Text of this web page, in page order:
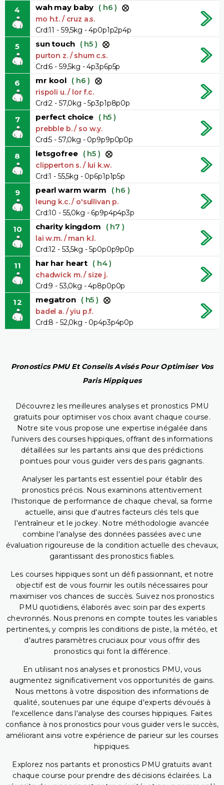
4 wah may baby ( h6 )
mo h.t. / cruz a.s.
Crd:11 - 59,5kg - 4p0p1p2p4p
5 sun touch ( h5 )
purton z. / shum c.s.
Crd:6 - 59,5kg - 4p3p6p5p
6 mr kool ( h6 )
rispoli u. / lor f.c.
Crd:2 - 57,0kg - 5p3p1p8p0p
7 perfect choice ( h5 )
prebble b. / so w.y.
Crd:5 - 57,0kg - 0p9p9p0p0p
8 letsgofree ( h5 )
clipperton s. / lui k.w.
Crd:1 - 55,5kg - 0p6p1p1p5p
9 pearl warm warm ( h6 )
leung k.c. / o'sullivan p.
Crd:10 - 55,0kg - 6p9p4p4p3p
10 charity kingdom ( h7 )
lai w.m. / man k.l.
Crd:12 - 53,5kg - 5p0p0p9p0p
11 har har heart ( h4 )
chadwick m. / size j.
Crd:9 - 53,0kg - 4p8p0p0p
12 megatron ( h5 )
badel a. / yiu p.f.
Crd:8 - 52,0kg - 0p4p3p4p0p
Pronostics PMU Et Conseils Avisés Pour Optimiser Vos
Paris Hippiques
Découvrez les meilleures analyses et pronostics PMU
gratuits pour optimiser vos choix avant chaque course.
Notre site vous propose une expertise inégalée dans
l'univers des courses hippiques, offrant des informations
détaillées sur les partants ainsi que des prédictions
pointues pour vous guider vers des paris gagnants.
Analyser les partants est essentiel pour établir des
pronostics précis. Nous examinons attentivement
l'historique de performance de chaque cheval, sa forme
actuelle, ainsi que d'autres facteurs clés tels que
l'entraîneur et le jockey. Notre méthodologie avancée
combine l'analyse des données passées avec une
évaluation rigoureuse de la condition actuelle des chevaux,
garantissant des pronostics fiables.
Les courses hippiques sont un défi passionnant, et notre
objectif est de vous fournir les outils nécessaires pour
maximiser vos chances de succès. Suivez nos pronostics
PMU quotidiens, élaborés avec soin par des experts
chevronnés. Nous prenons en compte toutes les variables
pertinentes, y compris les conditions de piste, la météo, et
d'autres paramètres cruciaux pour vous offrir des
pronostics qui font la différence.
En utilisant nos analyses et pronostics PMU, vous
augmentez significativement vos opportunités de gains.
Nous mettons à votre disposition des informations de
qualité, soutenues par une équipe d'experts dévoués à
l'excellence dans l'analyse des courses hippiques. Faites
confiance à nos pronostics pour vous guider vers le succès,
améliorant ainsi votre expérience de parieur sur les courses
hippiques.
Explorez nos partants et pronostics PMU gratuits avant
chaque course pour prendre des décisions éclairées. La